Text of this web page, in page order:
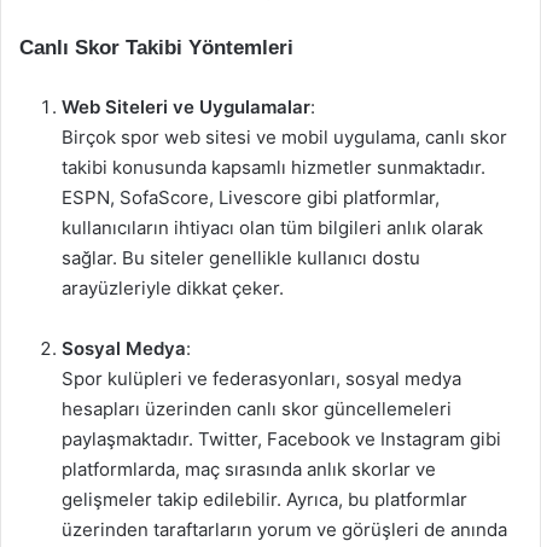
Canlı Skor Takibi Yöntemleri
Web Siteleri ve Uygulamalar:
Birçok spor web sitesi ve mobil uygulama, canlı skor
takibi konusunda kapsamlı hizmetler sunmaktadır.
ESPN, SofaScore, Livescore gibi platformlar,
kullanıcıların ihtiyacı olan tüm bilgileri anlık olarak
sağlar. Bu siteler genellikle kullanıcı dostu
arayüzleriyle dikkat çeker.
Sosyal Medya:
Spor kulüpleri ve federasyonları, sosyal medya
hesapları üzerinden canlı skor güncellemeleri
paylaşmaktadır. Twitter, Facebook ve Instagram gibi
platformlarda, maç sırasında anlık skorlar ve
gelişmeler takip edilebilir. Ayrıca, bu platformlar
üzerinden taraftarların yorum ve görüşleri de anında